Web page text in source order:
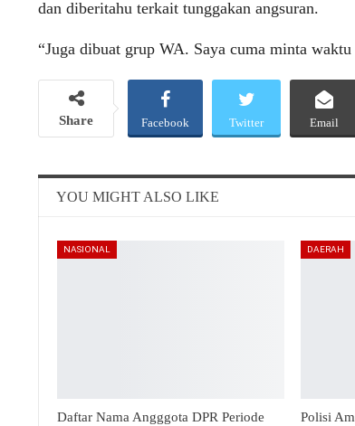
dan diberitahu terkait tunggakan angsuran.
“Juga dibuat grup WA. Saya cuma minta
Share Facebook Twitter Email
YOU MIGHT ALSO LIKE
NASIONAL
Daftar Nama Angggota DPR Periode
DAERAH
Polisi